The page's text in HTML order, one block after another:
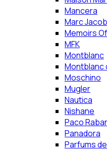
Mancera
Marc
Memoirs
MFK
Montblanc
Montblanc
Moschino
Mugler
Nautica
Nishane
Paco
Panadora
Parfums